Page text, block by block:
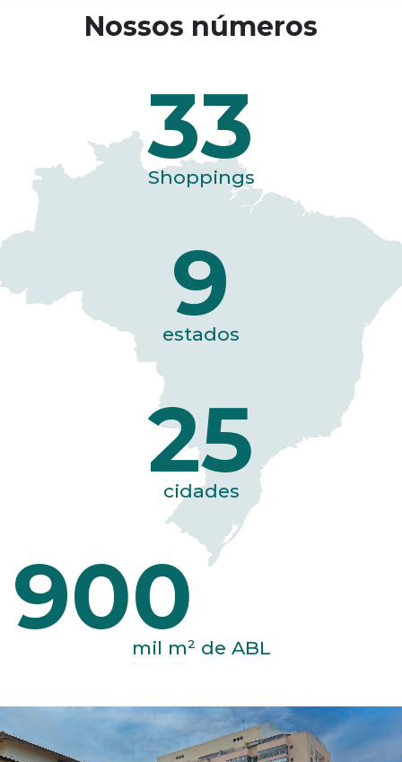
Nossos números
33
Shoppings
9
estados
25
cidades
900mil m² de ABL